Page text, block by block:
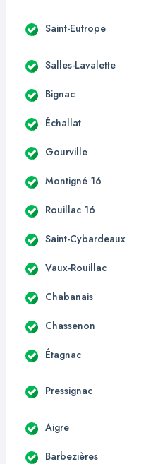
Saint-Eutrope
Salles-Lavalette
Bignac
Échallat
Gourville
Montigné 16
Rouillac 16
Saint-Cybardeaux
Vaux-Rouillac
Chabanais
Chassenon
Étagnac
Pressignac
Aigre
Barbezières